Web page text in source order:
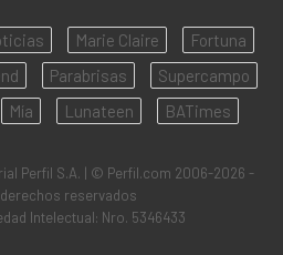
Marie Claire
Fortuna
Parabrisas
Supercampo
Mía Lunateen BATimes
Perfil S.A. | © Perfil.com 2006-2026 -
reservados
Intelectual: Nro. 5346433